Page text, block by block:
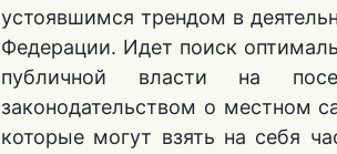
устоявшимся трендом в
Федерации. Идет поиск
публичной власти на
законодательством о местном
которые могут взять на себя